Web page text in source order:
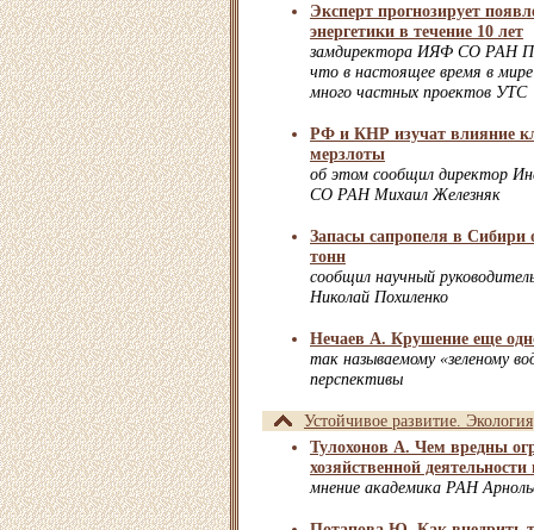
Эксперт прогнозирует
энергетики в течение 10 лет
замдиректора ИЯФ СО РАН
что в настоящее время в мире
много частных проектов УТС
РФ и КНР изучат влияние
мерзлоты
об этом сообщил директор
СО РАН Михаил Железняк
Запасы сапропеля в Сибири
тонн
сообщил научный
Николай Похиленко
Нечаев А. Крушение еще
так называемому «зеленому
перспективы
Устойчивое развитие. Экология
Тулохонов А. Чем вредны
хозяйственной
мнение академика РАН